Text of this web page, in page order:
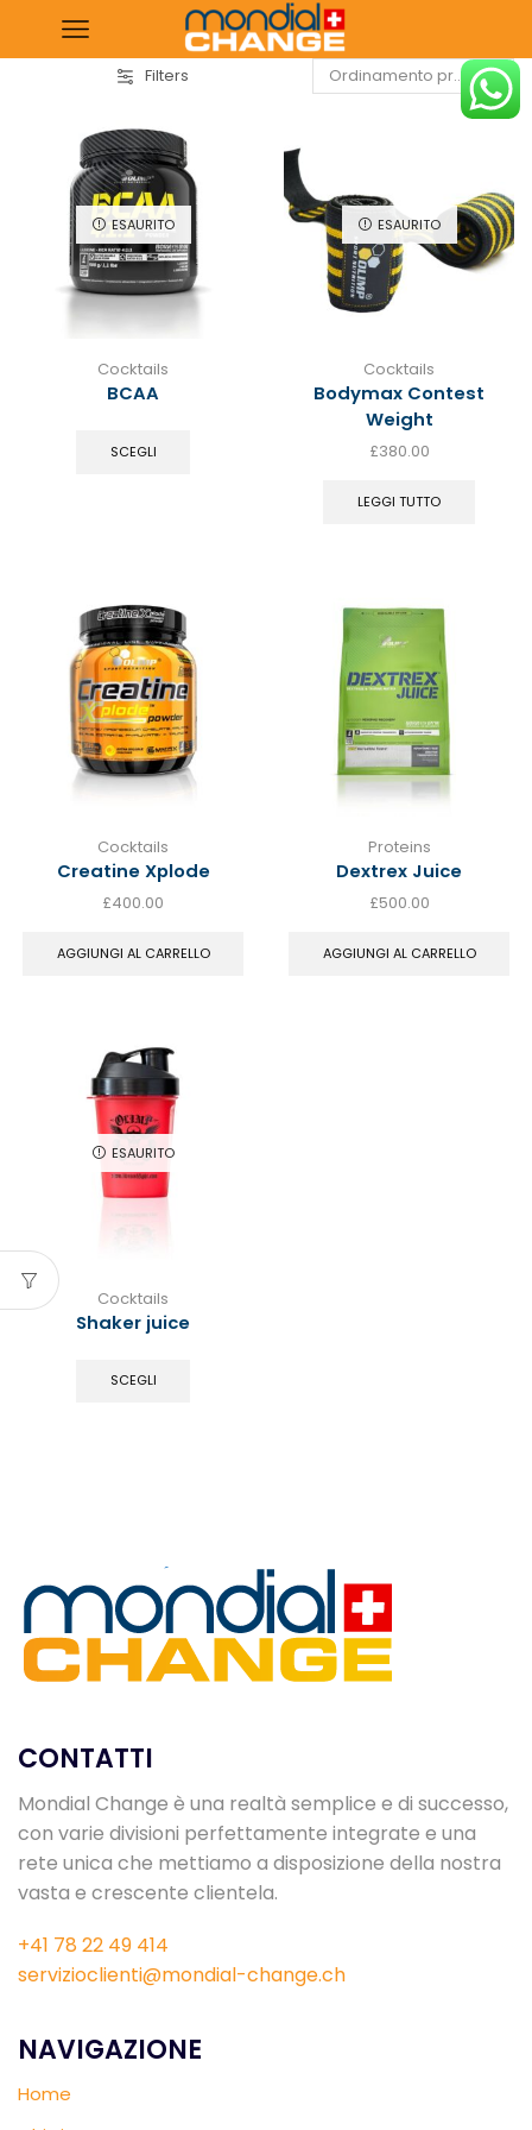
Filters
ESAURITO
Cocktails
BCAA
SCEGLI
ESAURITO
Cocktails
Bodymax Contest
Weight
£380.00
LEGGI TUTTO
Cocktails
Creatine Xplode
£400.00
AGGIUNGI AL CARRELLO
Proteins
Dextrex Juice
£500.00
AGGIUNGI AL CARRELLO
ESAURITO
Cocktails
Shaker juice
SCEGLI
CONTATTI
Mondial Change è una realtà semplice e di successo,
con varie divisioni perfettamente integrate e una
rete unica che mettiamo a disposizione della nostra
vasta e crescente clientela.
+41 78 22 49 414
servizioclienti@mondial-change.ch
NAVIGAZIONE
Home